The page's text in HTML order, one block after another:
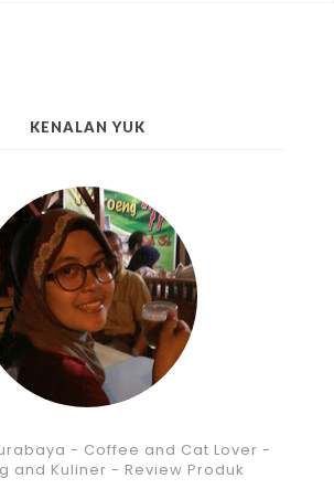
KENALAN YUK
- Coffee and Cat Lover -
and Kuliner - Review Produk